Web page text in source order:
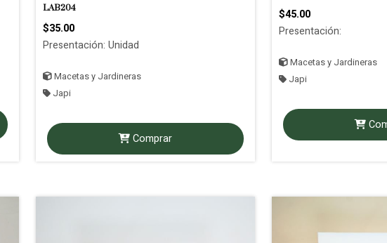
LAB204
$35.00
Presentación: Unidad
Macetas y Jardineras
Japi
Comprar
$45.00
Presentación:
Macetas y Jardineras
Japi